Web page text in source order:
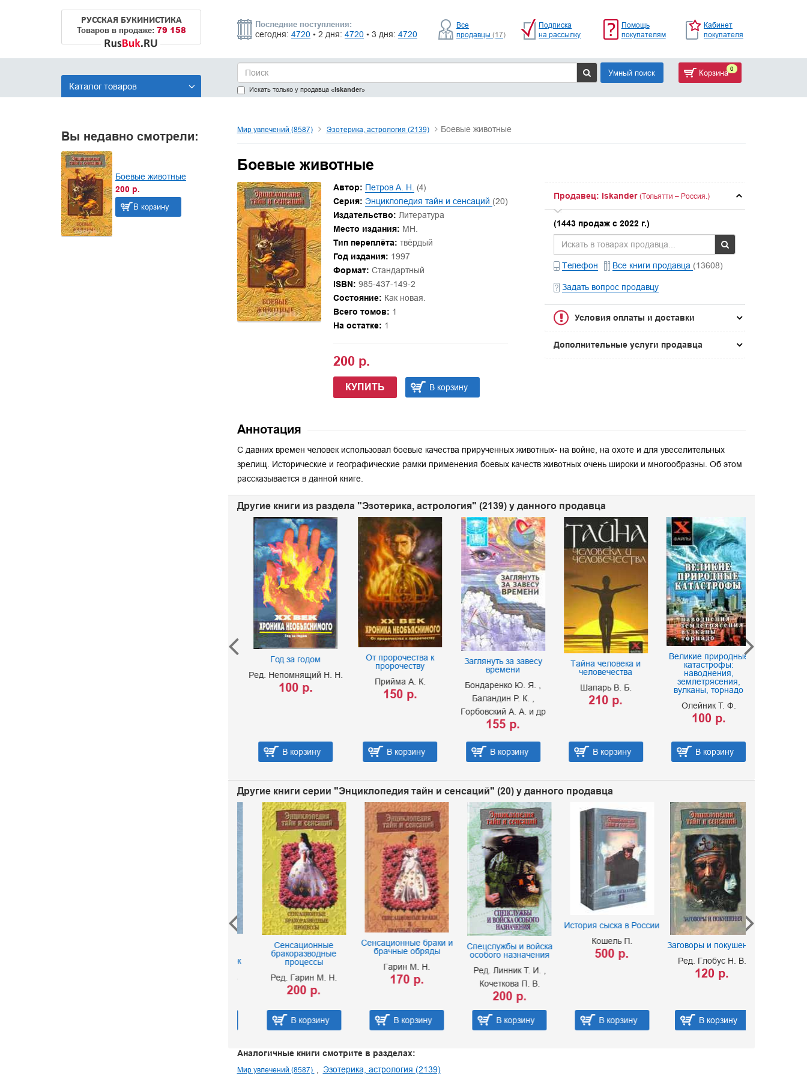
РУССКАЯ БУКИНИСТИКА
Товаров в продаже: 79 158
Последние поступления:
сегодня: 4720 • 2 дня: 4720 • 3 дня: 4720
Все
продавцы (17)
Подписка
на рассылку
Помощь
покупателям
Кабинет
покупателя
Каталог товаров Искать только у продавца «Iskander»
Умный поиск Корзина 0
Вы недавно смотрели:
Боевые животные
200 р.
В корзину
Мир увлечений (8587) Эзотерика, астрология (2139) Боевые животные
Боевые животные
Автор: Петров А. Н. (4)
Серия: Энциклопедия тайн и сенсаций (20)
Издательство: Литература
Место издания: МН.
Тип переплёта: твёрдый
Год издания: 1997
Формат: Стандартный
ISBN: 985-437-149-2
Состояние: Как новая.
Всего томов: 1
На остатке: 1
200 р.
КУПИТЬ В корзину
Продавец: Iskander (Тольятти – Россия.)
(1443 продаж с 2022 г.)
Телефон Все книги продавца (13608)
Задать вопрос продавцу
Условия оплаты и доставки
Дополнительные услуги продавца
Аннотация
С давних времен человек использовал боевые качества прирученных животных- на войне, на охоте и для увеселительных
зрелищ. Исторические и географические рамки применения боевых качеств животных очень широки и многообразны. Об этом
рассказывается в данной книге.
Другие книги из раздела "Эзотерика, астрология" (2139) у данного продавца
Год за годом
Ред. Непомнящий Н. Н.
100 р.
В корзину
От пророчества к
пророчеству
Прийма А. К.
150 р.
В корзину
Заглянуть за завесу
времени
Бондаренко Ю. Я.
Баландин Р. К.
Горбовский А. А. и др
155 р.
В корзину
Тайна человека и
человечества
Шапарь В. Б.
210 р.
В корзину
Великие природные
катастрофы:
наводнения,
землетрясения,
вулканы, торнадо
Олейник Т. Ф.
100 р.
В корзину
Другие книги серии "Энциклопедия тайн и сенсаций" (20) у данного продавца
Сенсационные
бракоразводные
процессы
Ред. Гарин М. Н.
200 р.
В корзину
Сенсационные браки и
брачные обряды
Гарин М. Н.
170 р.
В корзину
Спецслужбы и войска
особого назначения
Ред. Линник Т. И.
Кочеткова П. В.
200 р.
В корзину
История сыска в России
Кошель П.
500 р.
В корзину
Заговоры и покушения
Ред. Глобус Н. В.
120 р.
В корзину
Аналогичные книги смотрите в разделах:
Мир увлечений (8587) Эзотерика, астрология (2139)